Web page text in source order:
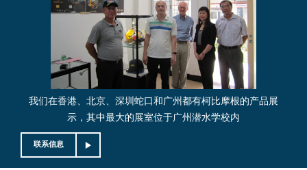
我们在香港、北京、深圳蛇口和广州都有柯比摩根的产品展
示，其中最大的展室位于广州潜水学校内
联系信息